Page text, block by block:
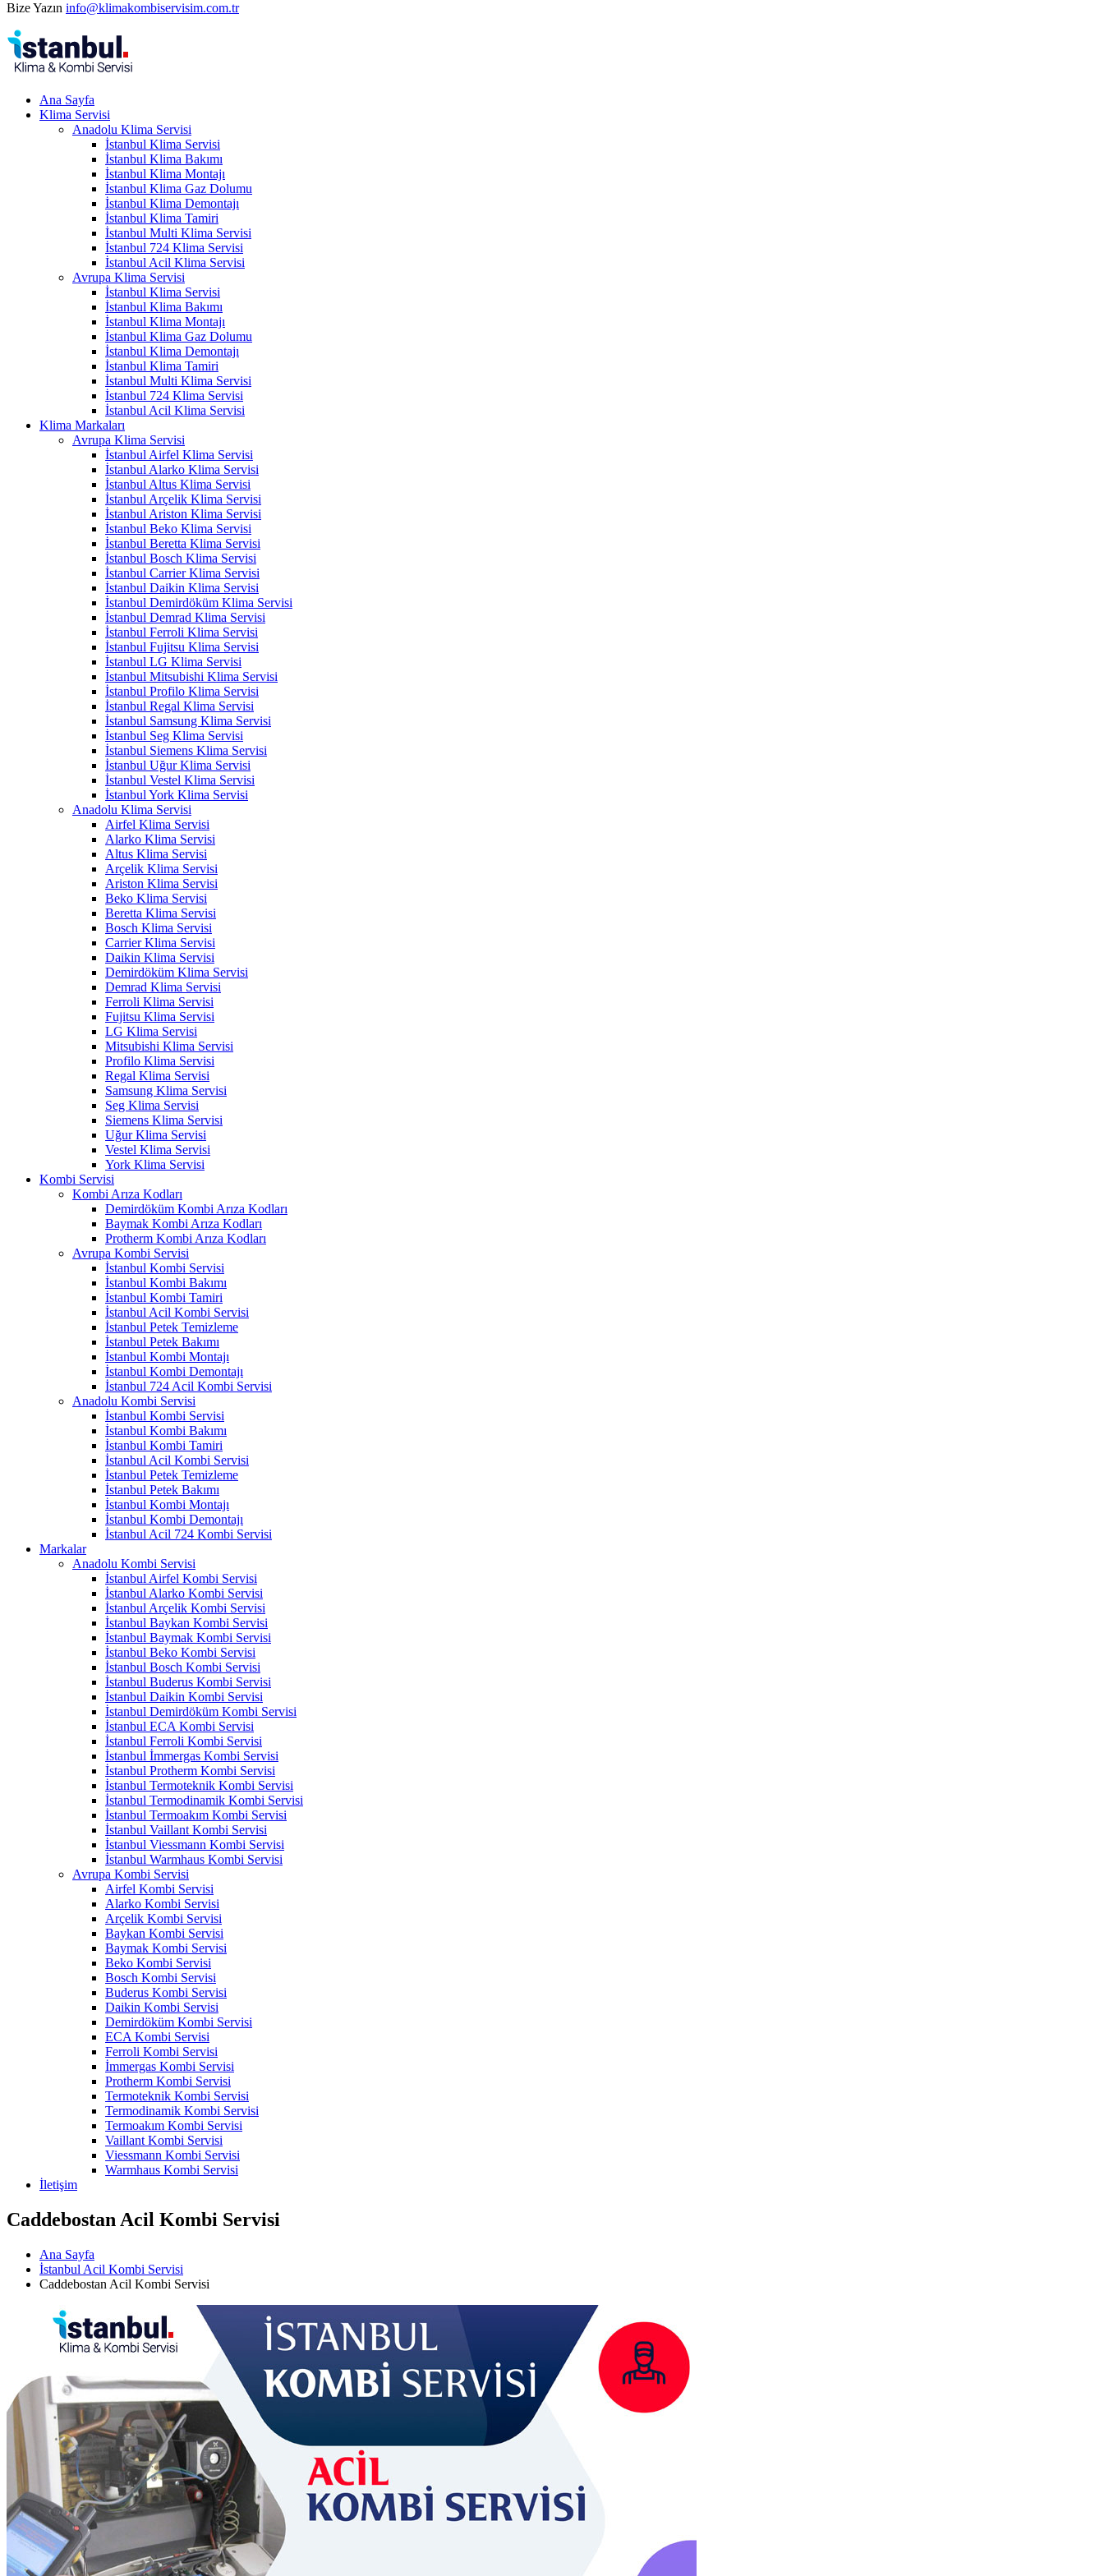
Bize Yazın info@klimakombiservisim.com.tr
Ana Sayfa
Klima Servisi
Anadolu Klima Servisi
İstanbul Klima Servisi
İstanbul Klima Bakımı
İstanbul Klima Montajı
İstanbul Klima Gaz Dolumu
İstanbul Klima Demontajı
İstanbul Klima Tamiri
İstanbul Multi Klima Servisi
İstanbul 724 Klima Servisi
İstanbul Acil Klima Servisi
Avrupa Klima Servisi
İstanbul Klima Servisi
İstanbul Klima Bakımı
İstanbul Klima Montajı
İstanbul Klima Gaz Dolumu
İstanbul Klima Demontajı
İstanbul Klima Tamiri
İstanbul Multi Klima Servisi
İstanbul 724 Klima Servisi
İstanbul Acil Klima Servisi
Klima Markaları
Avrupa Klima Servisi
İstanbul Airfel Klima Servisi
İstanbul Alarko Klima Servisi
İstanbul Altus Klima Servisi
İstanbul Arçelik Klima Servisi
İstanbul Ariston Klima Servisi
İstanbul Beko Klima Servisi
İstanbul Beretta Klima Servisi
İstanbul Bosch Klima Servisi
İstanbul Carrier Klima Servisi
İstanbul Daikin Klima Servisi
İstanbul Demirdöküm Klima Servisi
İstanbul Demrad Klima Servisi
İstanbul Ferroli Klima Servisi
İstanbul Fujitsu Klima Servisi
İstanbul LG Klima Servisi
İstanbul Mitsubishi Klima Servisi
İstanbul Profilo Klima Servisi
İstanbul Regal Klima Servisi
İstanbul Samsung Klima Servisi
İstanbul Seg Klima Servisi
İstanbul Siemens Klima Servisi
İstanbul Uğur Klima Servisi
İstanbul Vestel Klima Servisi
İstanbul York Klima Servisi
Anadolu Klima Servisi
Airfel Klima Servisi
Alarko Klima Servisi
Altus Klima Servisi
Arçelik Klima Servisi
Ariston Klima Servisi
Beko Klima Servisi
Beretta Klima Servisi
Bosch Klima Servisi
Carrier Klima Servisi
Daikin Klima Servisi
Demirdöküm Klima Servisi
Demrad Klima Servisi
Ferroli Klima Servisi
Fujitsu Klima Servisi
LG Klima Servisi
Mitsubishi Klima Servisi
Profilo Klima Servisi
Regal Klima Servisi
Samsung Klima Servisi
Seg Klima Servisi
Siemens Klima Servisi
Uğur Klima Servisi
Vestel Klima Servisi
York Klima Servisi
Kombi Servisi
Kombi Arıza Kodları
Demirdöküm Kombi Arıza Kodları
Baymak Kombi Arıza Kodları
Protherm Kombi Arıza Kodları
Avrupa Kombi Servisi
İstanbul Kombi Servisi
İstanbul Kombi Bakımı
İstanbul Kombi Tamiri
İstanbul Acil Kombi Servisi
İstanbul Petek Temizleme
İstanbul Petek Bakımı
İstanbul Kombi Montajı
İstanbul Kombi Demontajı
İstanbul 724 Acil Kombi Servisi
Anadolu Kombi Servisi
İstanbul Kombi Servisi
İstanbul Kombi Bakımı
İstanbul Kombi Tamiri
İstanbul Acil Kombi Servisi
İstanbul Petek Temizleme
İstanbul Petek Bakımı
İstanbul Kombi Montajı
İstanbul Kombi Demontajı
İstanbul Acil 724 Kombi Servisi
Markalar
Anadolu Kombi Servisi
İstanbul Airfel Kombi Servisi
İstanbul Alarko Kombi Servisi
İstanbul Arçelik Kombi Servisi
İstanbul Baykan Kombi Servisi
İstanbul Baymak Kombi Servisi
İstanbul Beko Kombi Servisi
İstanbul Bosch Kombi Servisi
İstanbul Buderus Kombi Servisi
İstanbul Daikin Kombi Servisi
İstanbul Demirdöküm Kombi Servisi
İstanbul ECA Kombi Servisi
İstanbul Ferroli Kombi Servisi
İstanbul İmmergas Kombi Servisi
İstanbul Protherm Kombi Servisi
İstanbul Termoteknik Kombi Servisi
İstanbul Termodinamik Kombi Servisi
İstanbul Termoakım Kombi Servisi
İstanbul Vaillant Kombi Servisi
İstanbul Viessmann Kombi Servisi
İstanbul Warmhaus Kombi Servisi
Avrupa Kombi Servisi
Airfel Kombi Servisi
Alarko Kombi Servisi
Arçelik Kombi Servisi
Baykan Kombi Servisi
Baymak Kombi Servisi
Beko Kombi Servisi
Bosch Kombi Servisi
Buderus Kombi Servisi
Daikin Kombi Servisi
Demirdöküm Kombi Servisi
ECA Kombi Servisi
Ferroli Kombi Servisi
İmmergas Kombi Servisi
Protherm Kombi Servisi
Termoteknik Kombi Servisi
Termodinamik Kombi Servisi
Termoakım Kombi Servisi
Vaillant Kombi Servisi
Viessmann Kombi Servisi
Warmhaus Kombi Servisi
İletişim
Caddebostan Acil Kombi Servisi
Ana Sayfa
İstanbul Acil Kombi Servisi
Caddebostan Acil Kombi Servisi